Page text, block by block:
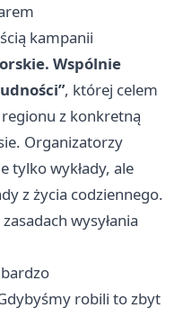
kampanii
Wspólnie
, której celem
z konkretną
Organizatorzy
tylko wykłady, ale
z życia codziennego.
wysyłania
robili to zbyt